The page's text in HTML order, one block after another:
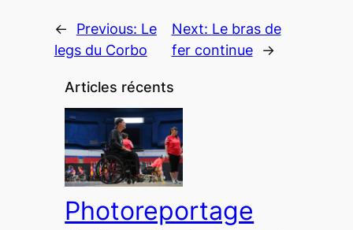
← Previous: Le
legs du Corbo
Next: Le bras de
fer continue
→
Articles récents
Photoreportage